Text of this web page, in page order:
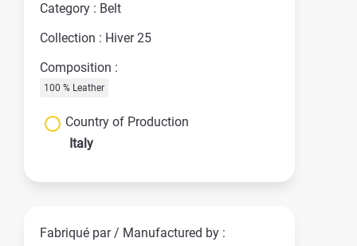
Category : Belt
Collection : Hiver 25
Composition :
100 % Leather
Country of Production
Italy
Fabriqué par / Manufactured by :